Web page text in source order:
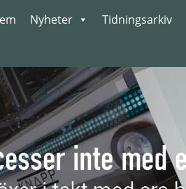
Nyheter Tidningsarkiv